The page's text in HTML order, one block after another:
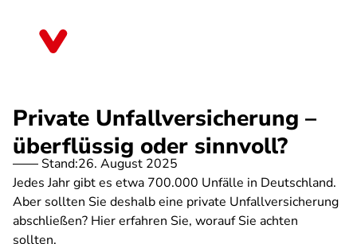
Private Unfallversicherung –
überflüssig oder sinnvoll?
Stand:26. August 2025
Jedes Jahr gibt es etwa 700.000 Unfälle in Deutschland.
Aber sollten Sie deshalb eine private Unfallversicherung
abschließen? Hier erfahren Sie, worauf Sie achten
sollten.